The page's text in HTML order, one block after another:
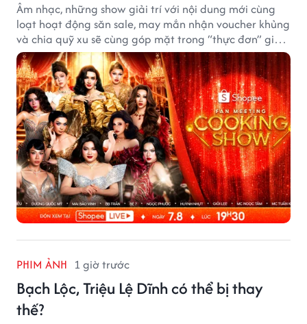
Âm nhạc, những show giải trí với nội dung mới cùng
loạt hoạt động săn sale, may mắn nhận voucher khủng
và chia quỹ xu sẽ cùng góp mặt trong “thực đơn” giải
trí cuối tuần trên Shopee, diễn ra liên tiếp vào ngày
7/8 và 8/8.
PHIM ẢNH 1 giờ trước
Bạch Lộc, Triệu Lệ Dĩnh có thể bị thay
thế?